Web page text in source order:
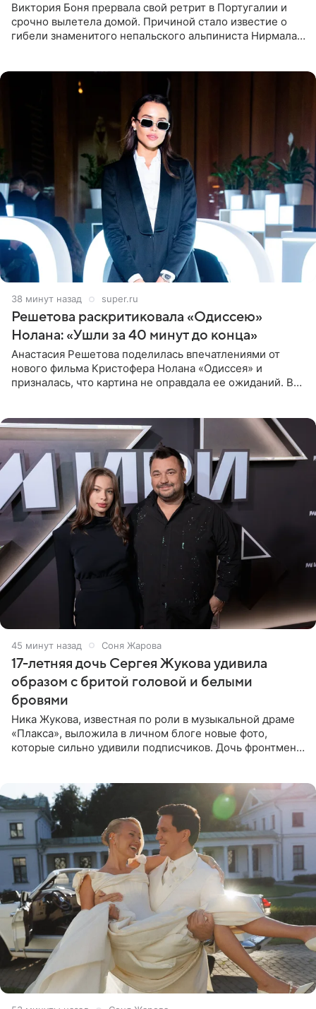
Виктория Боня прервала свой ретрит в Португалии и
срочно вылетела домой. Причиной стало известие о
гибели знаменитого непальского альпиниста Нирмала
39 минут назад super.ru
Решетова раскритиковала «Одиссею»
Нолана: «Ушли за 40 минут до конца»
Анастасия Решетова поделилась впечатлениями от
нового фильма Кристофера Нолана «Одиссея» и
призналась, что картина не оправдала ее ожиданий. В
46 минут назад Соня Жарова
17-летняя дочь Сергея Жукова удивила
образом с бритой головой и белыми
бровями
Ника Жукова, известная по роли в музыкальной драме
«Плакса», выложила в личном блоге новые фото,
которые сильно удивили подписчиков. Дочь фронтмена